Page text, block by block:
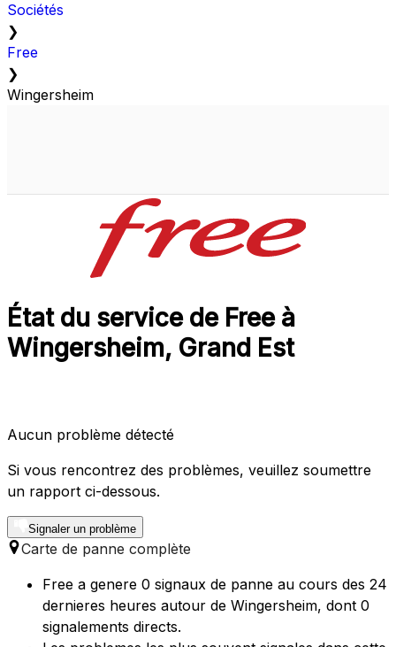
Sociétés
❯
Free
❯
Wingersheim
État du service de Free à
Wingersheim, Grand Est
Aucun problème détecté
Si vous rencontrez des problèmes, veuillez soumettre
un rapport ci-dessous.
Signaler un problème
Carte de panne complète
Free a genere 0 signaux de panne au cours des 24
dernieres heures autour de Wingersheim, dont 0
signalements directs.